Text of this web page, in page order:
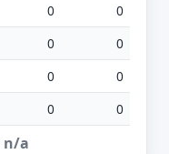
0
0
0
0
0
0
0 0
n/a